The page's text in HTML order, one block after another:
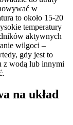
w
to około 15-20
temperatury
aktywnych
wilgoci –
gdy jest to
z wodą lub innymi
na układ